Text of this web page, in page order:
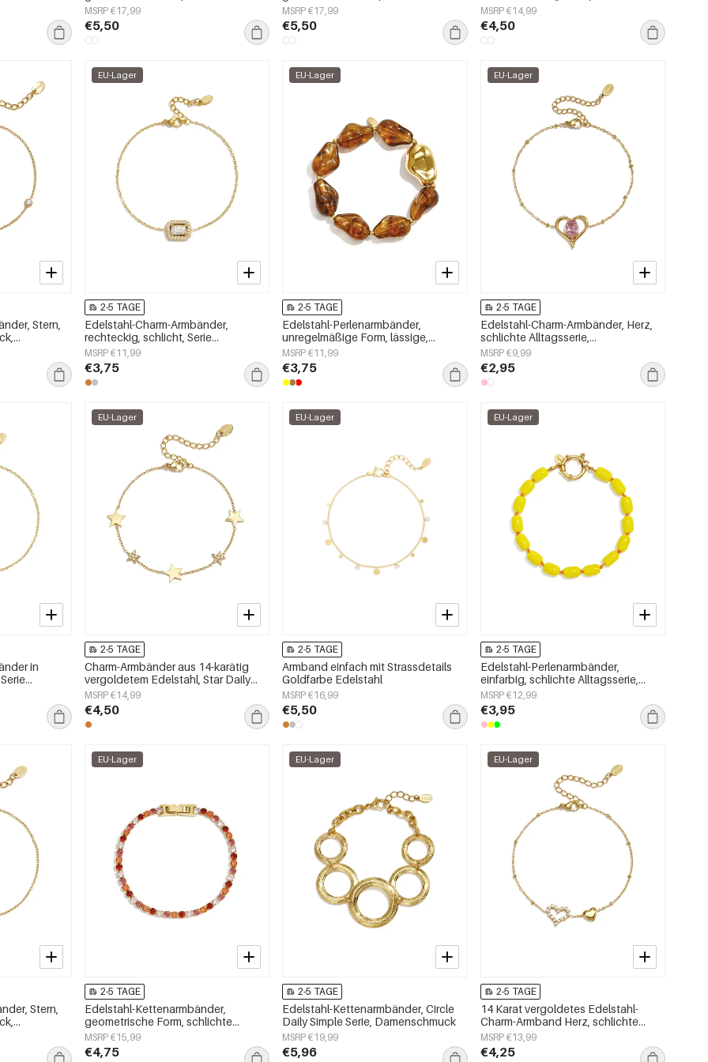
Serie,
Alltagsserie, Damenschmuck
MSRP €17,99
€5,50
Alltagsserie, Damenschmuck
MSRP €17,99
€5,50
Damenschmuck
MSRP €14,99
€4,50
Stern,
EU-Lager
2-5 TAGE
Edelstahl-Charm-Armbänder,
rechteckig, schlicht, Serie
„Damenschmuck“
MSRP €11,99
€3,75
EU-Lager
2-5 TAGE
Edelstahl-Perlenarmbänder,
unregelmäßige Form, lässige,
schlichte Serie, Damenschmuck
MSRP €11,99
€3,75
EU-Lager
2-5 TAGE
Edelstahl-Charm-Armbänder, Herz,
schlichte Alltagsserie,
Damenschmuck
MSRP €9,99
€2,95
in
EU-Lager
2-5 TAGE
Charm-Armbänder aus 14-karätig
vergoldetem Edelstahl, Star Daily
Simple Serie, Damenschmuck
MSRP €14,99
€4,50
EU-Lager
2-5 TAGE
Armband einfach mit Strassdetails
Goldfarbe Edelstahl
MSRP €16,99
€5,50
EU-Lager
2-5 TAGE
Edelstahl-Perlenarmbänder,
einfarbig, schlichte Alltagsserie,
Damenschmuck
MSRP €12,99
€3,95
Stern,
EU-Lager
2-5 TAGE
Edelstahl-Kettenarmbänder,
geometrische Form, schlichte
Alltagsserie, Damenschmuck
MSRP €15,99
€4,75
EU-Lager
2-5 TAGE
Edelstahl-Kettenarmbänder, Circle
Daily Simple Serie, Damenschmuck
MSRP €19,99
€5,96
EU-Lager
2-5 TAGE
14 Karat vergoldetes Edelstahl-
Charm-Armband Herz, schlichte
Alltagsserie, Damenschmuck
MSRP €13,99
€4,25